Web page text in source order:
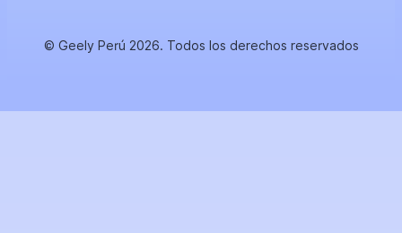
© Geely Perú 2026. Todos los derechos reservados